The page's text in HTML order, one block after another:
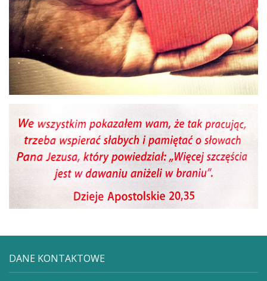
DANE KONTAKTOWE